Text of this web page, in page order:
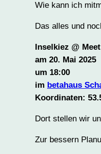
Wie kann ich
Das alles und
Inselkiez @
am 20. Mai 2025
um 18:00
im betahaus
Koordinaten:
Dort stellen wir
Zur bessern